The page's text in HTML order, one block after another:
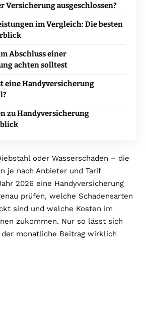
Versicherung ausgeschlossen?
im Vergleich: Die besten
Abschluss einer
achten solltest
eine Handyversicherung
zu Handyversicherung
oder Wasserschaden – die
je nach Anbieter und Tarif
2026 eine Handyversicherung
prüfen, welche Schadensarten
sind und welche Kosten im
zukommen. Nur so lässt sich
monatliche Beitrag wirklich